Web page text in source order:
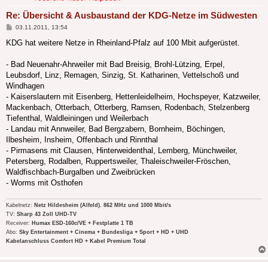
Re: Übersicht & Ausbaustand der KDG-Netze im Südwesten
Beitrag
03.11.2011, 13:54
KDG hat weitere Netze in Rheinland-Pfalz auf 100 Mbit aufgerüstet.
- Bad Neuenahr-Ahrweiler mit Bad Breisig, Brohl-Lützing, Erpel,
Leubsdorf, Linz, Remagen, Sinzig, St. Katharinen, Vettelschoß und
Windhagen
- Kaiserslautern mit Eisenberg, Hettenleidelheim, Hochspeyer, Katzweiler,
Mackenbach, Otterbach, Otterberg, Ramsen, Rodenbach, Stelzenberg
Tiefenthal, Waldleiningen und Weilerbach
- Landau mit Annweiler, Bad Bergzabern, Bornheim, Böchingen,
Ilbesheim, Insheim, Offenbach und Rinnthal
- Pirmasens mit Clausen, Hinterweidenthal, Lemberg, Münchweiler,
Petersberg, Rodalben, Ruppertsweiler, Thaleischweiler-Fröschen,
Waldfischbach-Burgalben und Zweibrücken
- Worms mit Osthofen
Kabelnetz: Netz Hildesheim (Alfeld). 862 MHz und 1000 Mbit/s
TV: Sharp 43 Zoll UHD-TV
Receiver: Humax ESD-160c/VE + Festplatte 1 TB
Abo: Sky Entertainment + Cinema + Bundesliga + Sport + HD + UHD
Kabelanschluss Comfort HD + Kabel Premium Total